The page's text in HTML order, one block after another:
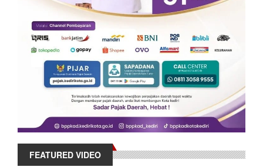
FEATURED VIDEO